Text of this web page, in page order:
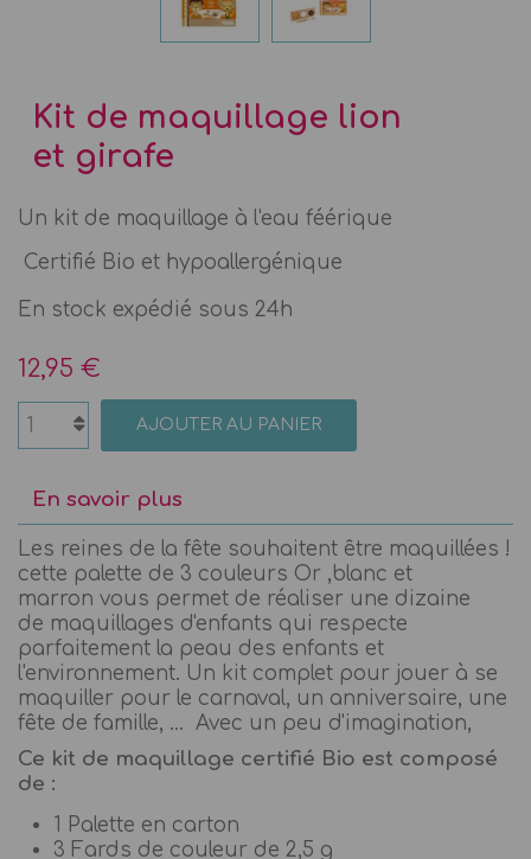
Kit de maquillage lion
et girafe
Un kit de maquillage à l'eau féérique
Certifié Bio et hypoallergénique
En stock expédié sous 24h
12,95 €
AJOUTER AU PANIER
En savoir plus
Les reines de la fête souhaitent être maquillées !
cette palette de 3 couleurs Or ,blanc et
marron vous permet de réaliser une dizaine
de maquillages d'enfants qui respecte
parfaitement la peau des enfants et
l'environnement. Un kit complet pour jouer à se
maquiller pour le carnaval, un anniversaire, une
fête de famille, ... Avec un peu d'imagination,
Ce kit de maquillage certifié Bio est composé
de :
1 Palette en carton
3 Fards de couleur de 2,5 g